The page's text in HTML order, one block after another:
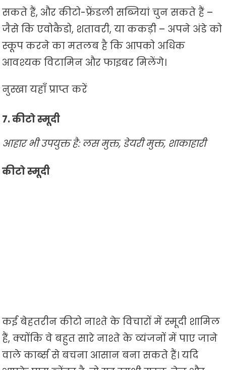
सकते हैं, और कीटो-फ्रेंडली सब्जियां चुन सकते हैं –
जैसे कि एवोकैडो, शतावरी, या ककड़ी – अपने अंडे को
स्कूप करने का मतलब है कि आपको अधिक
आवश्यक विटामिन और फाइबर मिलेंगे।
नुस्खा यहाँ प्राप्त करें
7. कीटो स्मूदी
आहार भी उपयुक्त है: लस मुक्त, डेयरी मुक्त, शाकाहारी
कीटो स्मूदी
कई बेहतरीन कीटो नाश्ते के विचारों में स्मूदी शामिल
हैं, क्योंकि वे बहुत सारे नाश्ते के व्यंजनों में पाए जाने
वाले कार्ब्स से बचना आसान बना सकते हैं। यदि